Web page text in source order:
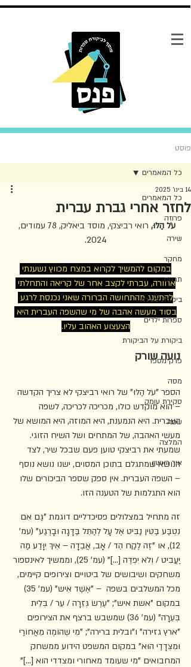
פוסט
כל המאמרים
פרוזה
שירה
מחקר
תרגום
ביקורת צעירה
ספרות ילדים
ביקורת על הביקורת
פרק מספר
מסה
סקירת עומק
שפה
המלצה
אור ראשון
כל המאמרים
לחזר אחרי גברת עברית
14 בינו׳ 2025
עֹל הַלּוּ, רואי רביצקי
, מוסד ביאליק, 78 עמודים,
2024.
במקום להמשיך לקרוא במצח מכווץ נשענתי
אחורה, עברתי לקצב אחר של קריאה והתחלתי
להתענג מהתחושה הברורה שאני נכנסת לרגע
בסוד מעשה אהבה של מי שהשפה העברית היא
הצעצוע האהוב עליו.
נועה שורק
הספר "עֹל הַלּוּ" של רואי רביצקי לא צריך הקדשה
– הוא מוקדש כולו, מכריכה לכריכה, לשפה
העברית. היא הנמענת, היא המוזה, היא המושא של
מעשי האהבה, של המתחים ושל השיח הזוגי.
שמעתי את רביצקי טוען פעם שבכל שיר, לצד
הנושא שמתגלם בתוכן המסוים, ישנו נושא נוסף
– השפה העברית. אין ספק שספר הביכורים שלו
הוא התגלמות של הטענה הזו.
זה מתחיל במצלולים פסיכדליים דוגמת "גַּם אִם
נִטְבַּע בַּטִּין נַבִּיט אֶל עָל לְהַתֵּל בַּדָּגָה וּבָרֶגַע" (עמ'
12), או "זֶה לֶקַח הֵד / אָב, אֲבֵדָה – אֵיךְ יִוָּדַע מַה
יַּעֲבִיט / וְלֹא יִפְדֶּה [...]" (עמ' 25), וממשיך לאינספור
משחקים ושיבושים של ביטויים וצירופים קיימים,
מכל המשלבים בשפה  – "אֶשֶׁד אִיש" (עמ' 35)
במקום "אשת איש"; "עֶרֶשׂ גְּזֵרָה / עֵר / בְּלֵית
בְּעֵרָה" (עמ' 36) שמשבש ברצף את הצירופים
"ארץ גזירה" ו"ובלית ברירה"; "מִי שֶׁהוֹמֶה מֵאֲחוֹרַי
וּמִצְּדָדַי הוּא" במקום המשפט הידוע ממשחק
המחבואים "מי שעומד מאחורי ומצדדי הוא [...]"